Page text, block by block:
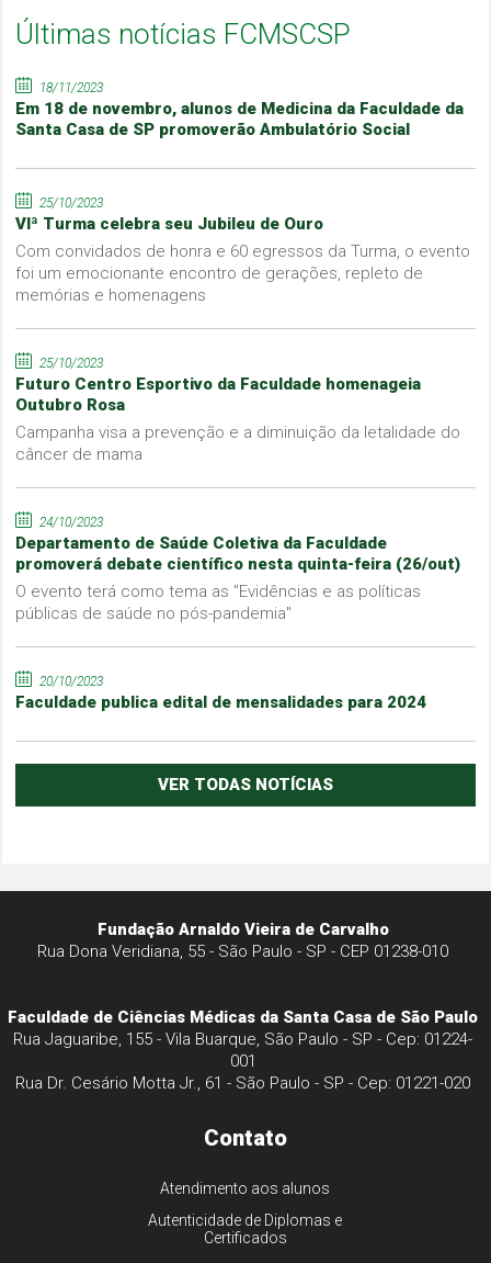
Últimas notícias FCMSCSP
18/11/2023
Em 18 de novembro, alunos de Medicina da Faculdade da
Santa Casa de SP promoverão Ambulatório Social
25/10/2023
VIª Turma celebra seu Jubileu de Ouro
Com convidados de honra e 60 egressos da Turma, o evento
foi um emocionante encontro de gerações, repleto de
memórias e homenagens
25/10/2023
Futuro Centro Esportivo da Faculdade homenageia
Outubro Rosa
Campanha visa a prevenção e a diminuição da letalidade do
câncer de mama
24/10/2023
Departamento de Saúde Coletiva da Faculdade
promoverá debate científico nesta quinta-feira (26/out)
O evento terá como tema as "Evidências e as políticas
públicas de saúde no pós-pandemia"
20/10/2023
Faculdade publica edital de mensalidades para 2024
VER TODAS NOTÍCIAS
Fundação Arnaldo Vieira de Carvalho
Rua Dona Veridiana, 55 - São Paulo - SP - CEP 01238-010
Faculdade de Ciências Médicas da Santa Casa de São Paulo
Rua Jaguaribe, 155 - Vila Buarque, São Paulo - SP - Cep: 01224-
001
Rua Dr. Cesário Motta Jr., 61 - São Paulo - SP - Cep: 01221-020
Contato
Atendimento aos alunos
Autenticidade de Diplomas e
Certificados